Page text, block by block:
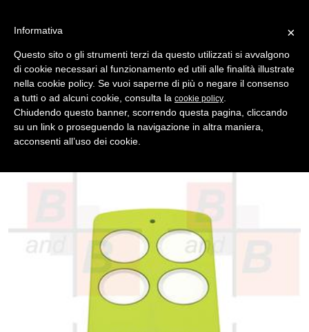
Indietro
TELECOMANDI ROLLING CODE > FADINI
telecomando fadini vix 53 verde lime 4 canali 868 mhz
Telecomando cancello Fadini vix 53, 4 canali,frequenza 838 Mhz,
×
Informativa
Questo sito o gli strumenti terzi da questo utilizzati si avvalgono
di cookie necessari al funzionamento ed utili alle finalità illustrate
nella cookie policy. Se vuoi saperne di più o negare il consenso
a tutti o ad alcuni cookie, consulta la cookie policy
Chiudendo questo banner, scorrendo questa pagina, cliccando
su un link o proseguendo la navigazione in altra maniera,
acconsenti all’uso dei cookie.